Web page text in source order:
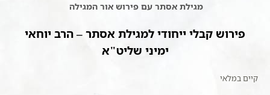
מגילת אסתר עם פירוש אור המגילה
פירוש קבלי ייחודי למגילת אסתר – הרב יוחאי
ימיני שליט"א
קיים במלאי